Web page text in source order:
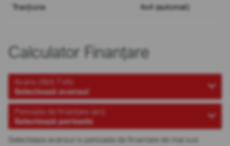
Tracțiune 4x4 (automat)
Calculator Finanțare
Avans (fără TVA)
Selectează avansul
Perioada de finanțare (ani)
Selectează perioada
Selecteaza avansul si perioada de finantare de mai sus